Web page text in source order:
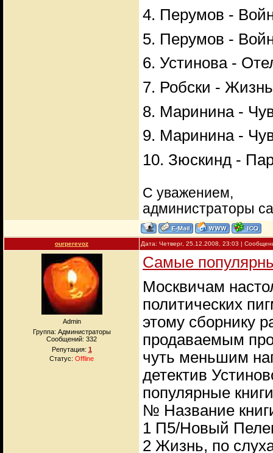
4. Перумов -
5. Перумов -
6. Устинова -
7. Робски -
8. Маринина -
9. Маринина -
10. Зюскинд -
С уважением,
администраторы
ourperevoz Дата: Четверг, 25.12.2008, 23:03 |
Admin
Группа: Администраторы
Сообщений: 332
Репутация: 1
Статус: Offline
Самые
Москвичам
политических
этому сборнику
продаваемым
чуть меньшим
детектив
популярные книги
№ Название
1 П5/Новый
2 Жизнь, по